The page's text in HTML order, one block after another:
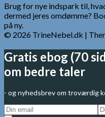
Brug for nye indspark til,
dermed jeres omdømme?
på ny.
© 2026 TrineNebel.dk |
Gratis ebog (70
om bedre taler
- og nyhedsbrev om troværdig